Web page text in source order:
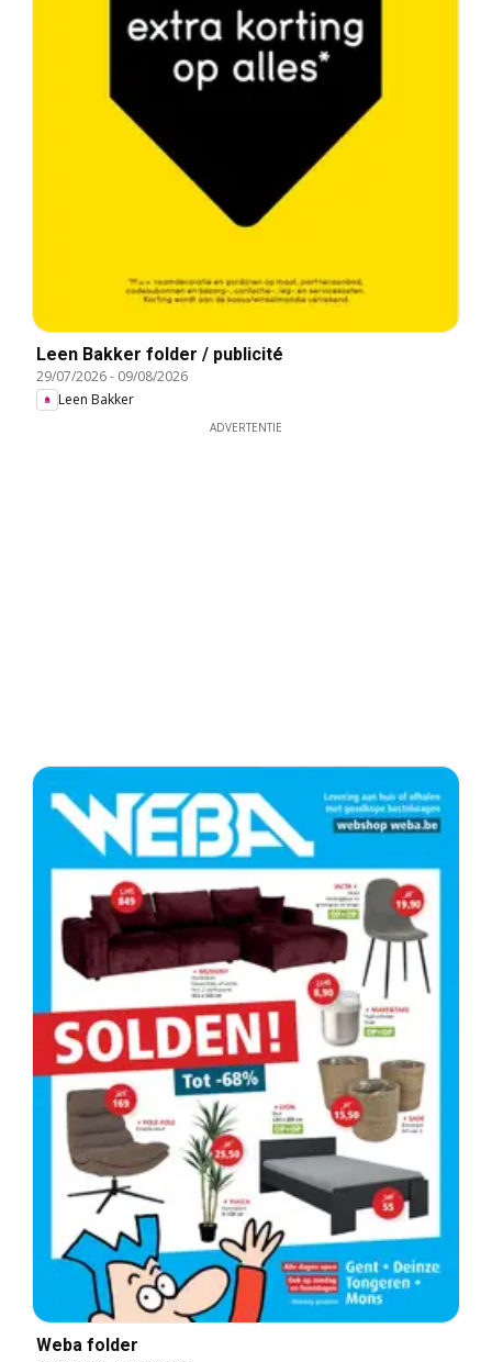
Leen Bakker folder / publicité
29/07/2026- 09/08/2026
Leen Bakker
ADVERTENTIE
Weba folder